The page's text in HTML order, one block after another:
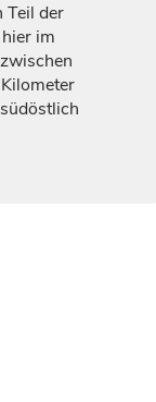
Teil der
im